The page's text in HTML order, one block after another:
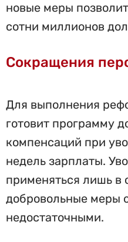
новые меры
сотни миллионов
Сокращения
Для выполнения
готовит программу
компенсаций при
недель зарплаты.
применяться лишь в
добровольные меры
недостаточными.